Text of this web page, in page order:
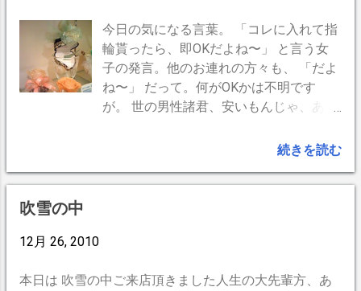
いうのが現在の紅茶事情ではないかしらん。 イギリス
をはじめインドなども、透明感にこだわらないのでガッ
ツり紅茶にミルク入りが常。 業界の異端児（？）チェ
ンバロで、コーヒーに負ないくらいの濃い紅茶にチャレ
ンジしてみませんか？
今日の気になる言葉。 「コレに入れて指
輪貰ったら、即OKだよね〜」 と言う女
子の発言。他のお連れの方々も、 「だよ
ね〜」 だって。何がOKかは不明です
が。 世の男性諸君、安いもんじゃ、あ〜
ど、クリスマスは過ぎちゃったな。あ、
BrogPress,iPhone --
続きを読む
吹雪の中
12月 26, 2010
本日は 吹雪の中ご来店頂きました人生の大先輩方、あ